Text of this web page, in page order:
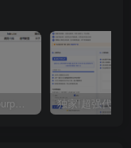
mingdon 明动 burp插件0.2.6版本 本地时间校验去除版